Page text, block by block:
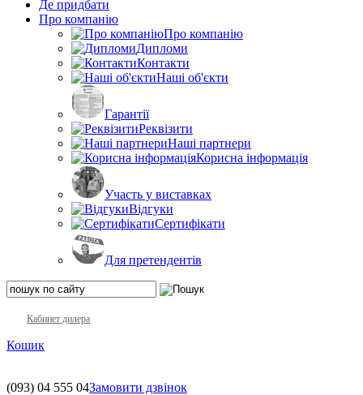
Де придбати
Про компанію
Про компанію
Дипломи
Контакти
Наші об'єкти
Гарантії
Реквізити
Наші партнери
Корисна інформація
Участь у виставках
Відгуки
Сертифікати
Для претендентів
Кабинет дилера
Кошик
(093) 04 555 04Замовити дзвінок